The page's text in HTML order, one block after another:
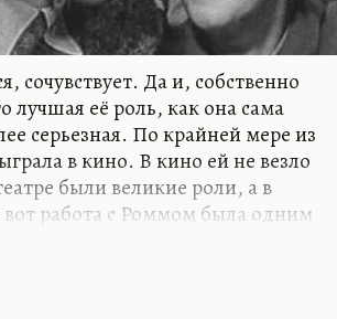
сочувствует. Да и, собственно
лучшая её роль, как она сама
серьезная. По крайней мере из
в кино. В кино ей не везло
были великие роли, а в
работа с Роммом была одним
она вышла с большим